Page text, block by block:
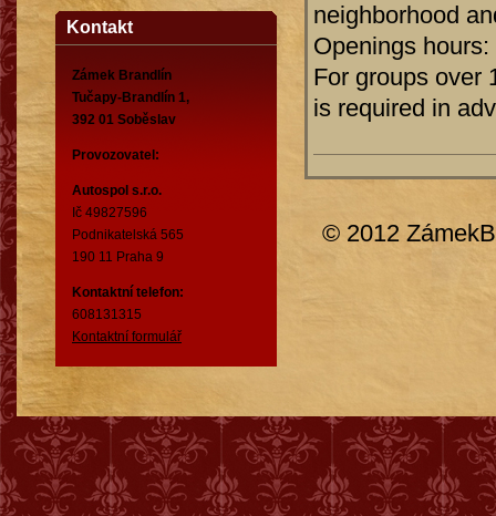
Kontakt
Zámek Brandlín
Tučapy-Brandlín 1,
392 01 Soběslav
Provozovatel:
Autospol s.r.o.
Ič 49827596
Podnikatelská 565
190 11 Praha 9
Kontaktní telefon:
608131315
Kontaktní formulář
neighborhood
Openings
For groups over
is required in
© 2012